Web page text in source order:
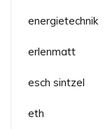
energietechnik
erlenmatt
esch sintzel
eth